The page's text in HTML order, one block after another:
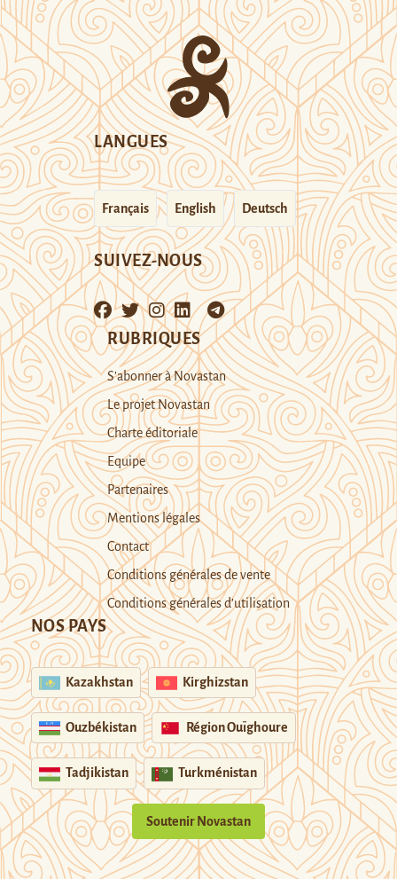
LANGUES
Français English Deutsch
SUIVEZ-NOUS
RUBRIQUES
S’abonner à Novastan
Le projet Novastan
Charte éditoriale
Equipe
Partenaires
Mentions légales
Contact
Conditions générales de vente
Conditions générales d’utilisation
NOS PAYS
Kazakhstan Kirghizstan
Ouzbékistan Région Ouïghoure
Tadjikistan Turkménistan
Soutenir Novastan